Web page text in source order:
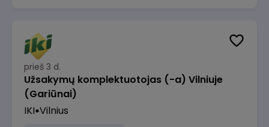
prieš 3 d.
Užsakymų komplektuotojas (-a) Vilniuje
(Gariūnai)
IKI Vilnius